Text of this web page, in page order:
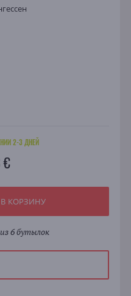
2-3 ДНЕЙ
€
КОРЗИНУ
6 бутылок